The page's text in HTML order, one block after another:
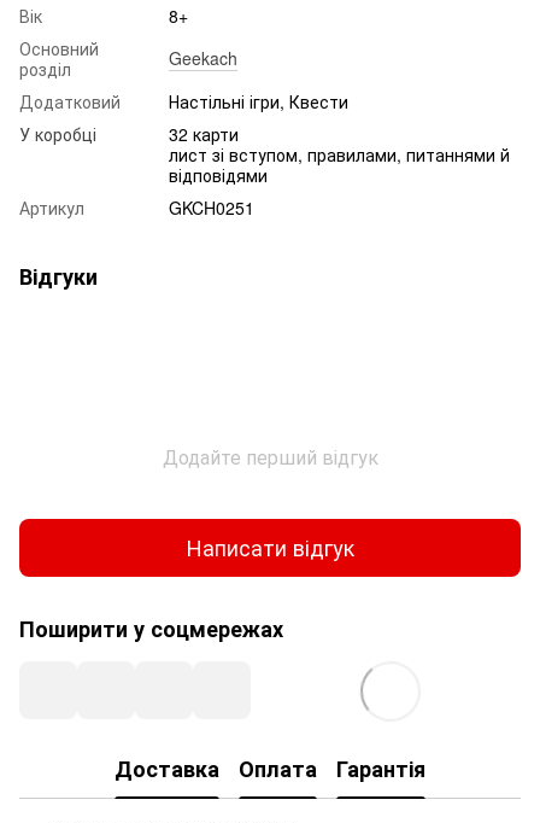
Вік
8+
Основний
розділ
Geekach
Додатковий
Настільні ігри, Квести
У коробці
32 карти
лист зі вступом, правилами, питаннями й
відповідями
Артикул
GKCH0251
Відгуки
Додайте перший відгук
Написати відгук
Поширити у соцмережах
Доставка Оплата Гарантія